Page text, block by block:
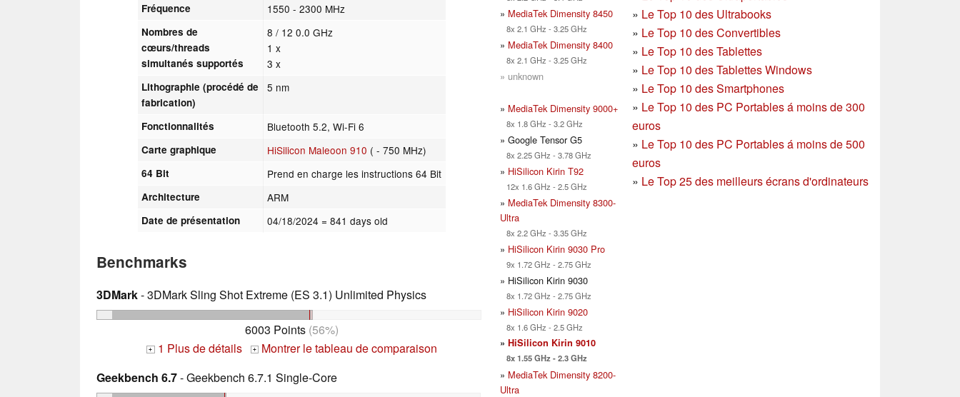
Fréquence 1550 - 2300 MHz
Nombres de
cœurs/threads
simultanés supportés
8 / 12 0.0 GHz
1 x
3 x
Lithographie (procédé de
fabrication)
5 nm
Fonctionnalités Bluetooth 5.2, Wi-Fi 6
Carte graphique HiSilicon Maleoon 910 ( - 750 MHz)
64 Bit Prend en charge les instructions 64 Bit
Architecture ARM
Date de présentation 04/18/2024 = 841 days old
Benchmarks
3DMark- 3DMark Sling Shot Extreme (ES 3.1) Unlimited Physics
6003 Points (56%)
+ 1 Plus de détails +
Montrer le tableau de comparaison
Geekbench 6.7- Geekbench 6.7.1 Single-Core
» MediaTek Dimensity 8450
8x 2.1 GHz - 3.25 GHz
» MediaTek Dimensity 8400
8x 2.1 GHz - 3.25 GHz
» unknown
» MediaTek Dimensity 9000+
8x 1.8 GHz - 3.2 GHz
» Google Tensor G5
8x 2.25 GHz - 3.78 GHz
» HiSilicon Kirin T92
12x 1.6 GHz - 2.5 GHz
» MediaTek Dimensity 8300-
Ultra
8x 2.2 GHz - 3.35 GHz
» HiSilicon Kirin 9030 Pro
9x 1.72 GHz - 2.75 GHz
» HiSilicon Kirin 9030
8x 1.72 GHz - 2.75 GHz
» HiSilicon Kirin 9020
8x 1.6 GHz - 2.5 GHz
» HiSilicon Kirin 9010
8x 1.55 GHz - 2.3 GHz
» MediaTek Dimensity 8200-
Ultra
» Le Top 10 des Ultrabooks
» Le Top 10 des Convertibles
» Le Top 10 des Tablettes
» Le Top 10 des Tablettes Windows
» Le Top 10 des Smartphones
» Le Top 10 des PC Portables á moins de 300
euros
» Le Top 10 des PC Portables á moins de 500
euros
» Le Top 25 des meilleurs écrans d'ordinateurs